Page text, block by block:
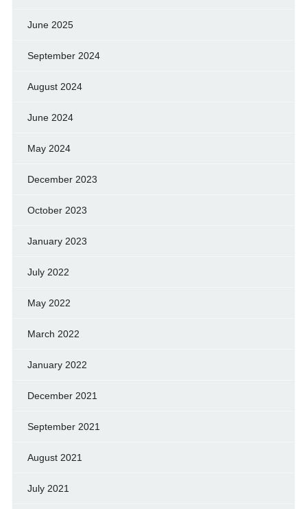
June 2025
September 2024
August 2024
June 2024
May 2024
December 2023
October 2023
January 2023
July 2022
May 2022
March 2022
January 2022
December 2021
September 2021
August 2021
July 2021